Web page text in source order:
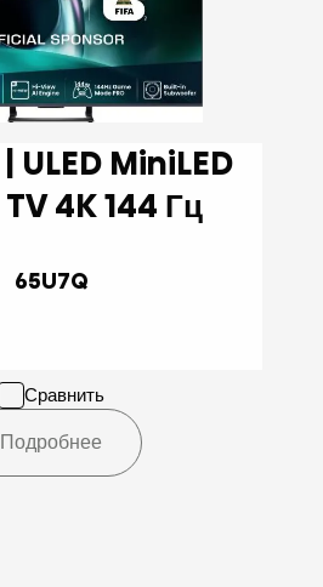
Smart TV 4K 144 Гц
65U7Q
Сравнить
Подробнее